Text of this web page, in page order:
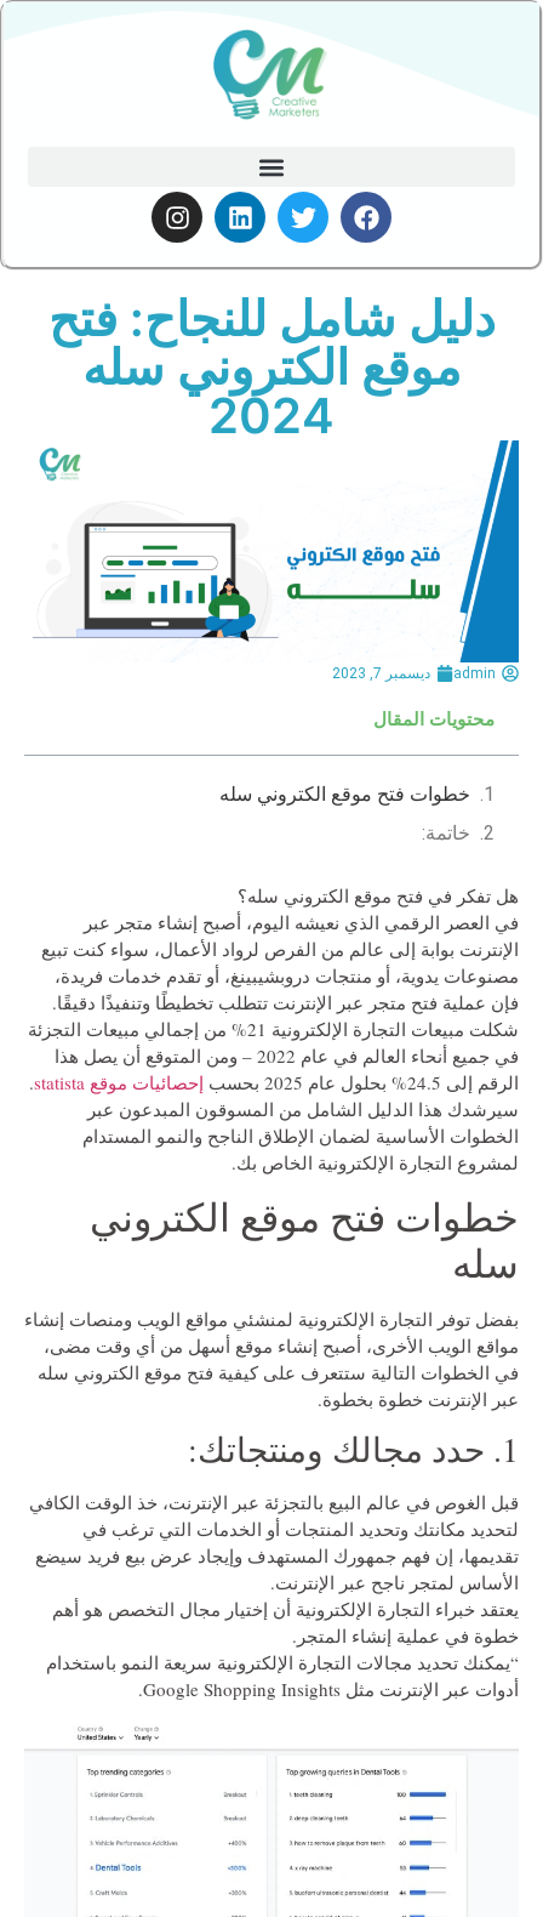
دليل شامل للنجاح: فتح
موقع الكتروني سله
2024
admin ديسمبر 7, 2023
محتويات المقال
خطوات فتح موقع الكتروني سله
خاتمة:
هل تفكر في فتح موقع الكتروني سله؟
في العصر الرقمي الذي نعيشه اليوم، أصبح إنشاء متجر عبر
الإنترنت بوابة إلى عالم من الفرص لرواد الأعمال، سواء كنت تبيع
مصنوعات يدوية، أو منتجات دروبشيبينغ، أو تقدم خدمات فريدة،
فإن عملية فتح متجر عبر الإنترنت تتطلب تخطيطًا وتنفيذًا دقيقًا.
شكلت مبيعات التجارة الإلكترونية 21% من إجمالي مبيعات التجزئة
في جميع أنحاء العالم في عام 2022 – ومن المتوقع أن يصل هذا
الرقم إلى 24.5% بحلول عام 2025 بحسب
إحصائيات موقع statista
.
سيرشدك هذا الدليل الشامل من المسوقون المبدعون عبر
الخطوات الأساسية لضمان الإطلاق الناجح والنمو المستدام
لمشروع التجارة الإلكترونية الخاص بك.
خطوات فتح موقع الكتروني
سله
بفضل توفر التجارة الإلكترونية لمنشئي مواقع الويب ومنصات إنشاء
مواقع الويب الأخرى، أصبح إنشاء موقع أسهل من أي وقت مضى،
في الخطوات التالية ستتعرف على كيفية فتح موقع الكتروني سله
عبر الإنترنت خطوة بخطوة.
1. حدد مجالك ومنتجاتك:
قبل الغوص في عالم البيع بالتجزئة عبر الإنترنت، خذ الوقت الكافي
لتحديد مكانتك وتحديد المنتجات أو الخدمات التي ترغب في
تقديمها، إن فهم جمهورك المستهدف وإيجاد عرض بيع فريد سيضع
الأساس لمتجر ناجح عبر الإنترنت.
يعتقد خبراء التجارة الإلكترونية أن إختيار مجال التخصص هو أهم
خطوة في عملية إنشاء المتجر.
“يمكنك تحديد مجالات التجارة الإلكترونية سريعة النمو باستخدام
أدوات عبر الإنترنت مثل Google Shopping Insights.